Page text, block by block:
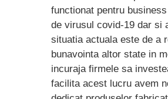
functionat pentru
de virusul covid-19 dar si
situatia actuala este de a
bunavointa altor state in
incuraja firmele sa
facilita acest lucru avem